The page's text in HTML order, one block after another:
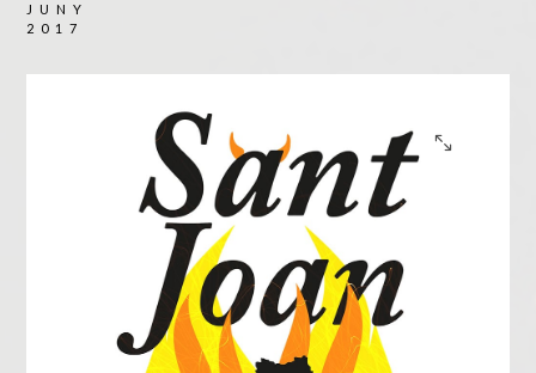
JUNY
2017